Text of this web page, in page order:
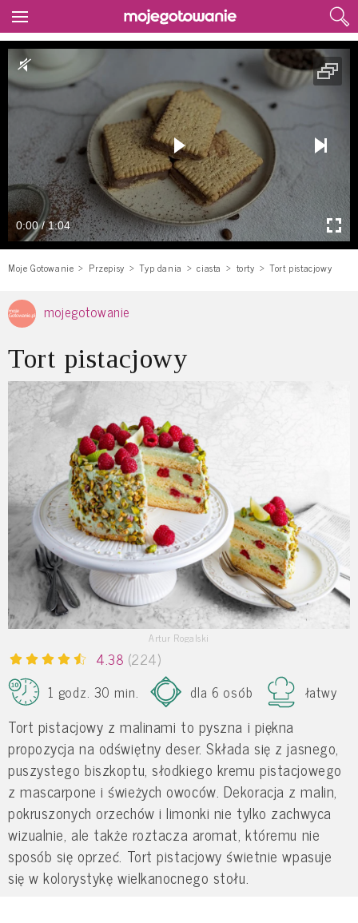
0:00 / 1:04
Moje Gotowanie Przepisy Typ dania ciasta torty Tort pistacjowy
mojegotowanie
Tort pistacjowy
Artur Rogalski
4.38 (224)
1 godz. 30 min.
dla 6 osób łatwy
Tort pistacjowy z malinami to pyszna i piękna
propozycja na odświętny deser. Składa się z jasnego,
puszystego biszkoptu, słodkiego kremu pistacjowego
z mascarpone i świeżych owoców. Dekoracja z malin,
pokruszonych orzechów i limonki nie tylko zachwyca
wizualnie, ale także roztacza aromat, któremu nie
sposób się oprzeć. Tort pistacjowy świetnie wpasuje
się w kolorystykę wielkanocnego stołu.